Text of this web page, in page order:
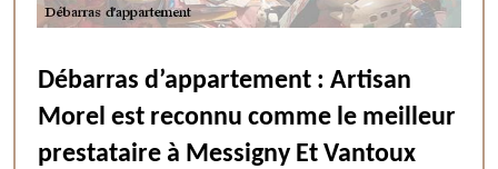
Débarras d’appartement : Artisan
Morel est reconnu comme le meilleur
prestataire à Messigny Et Vantoux